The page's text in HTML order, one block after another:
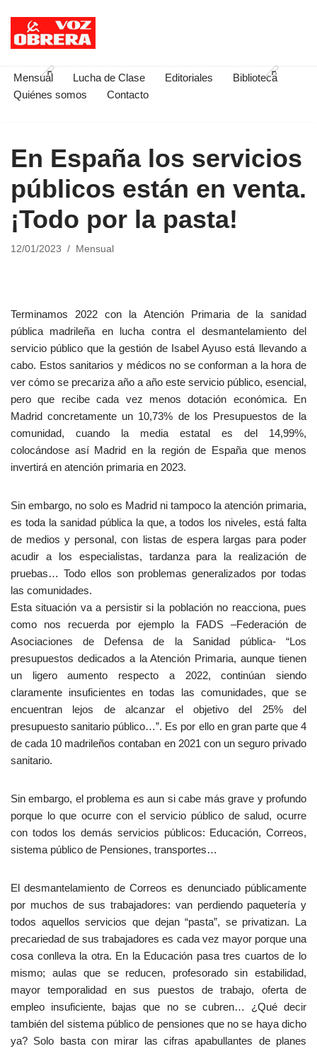
Saltar
contenido
Mensual Lucha de Clase Editoriales
Biblioteca
Quiénes somos
Contacto
En España los servicios
públicos están en venta.
¡Todo por la pasta!
12/01/2023 Mensual
Terminamos 2022 con la Atención Primaria de la sanidad
pública madrileña en lucha contra el desmantelamiento del
servicio público que la gestión de Isabel Ayuso está llevando a
cabo. Estos sanitarios y médicos no se conforman a la hora de
ver cómo se precariza año a año este servicio público, esencial,
pero que recibe cada vez menos dotación económica. En
Madrid concretamente un 10,73% de los Presupuestos de la
comunidad, cuando la media estatal es del 14,99%,
colocándose así Madrid en la región de España que menos
invertirá en atención primaria en 2023.
Sin embargo, no solo es Madrid ni tampoco la atención primaria,
es toda la sanidad pública la que, a todos los niveles, está falta
de medios y personal, con listas de espera largas para poder
acudir a los especialistas, tardanza para la realización de
pruebas… Todo ellos son problemas generalizados por todas
las comunidades.
Esta situación va a persistir si la población no reacciona, pues
como nos recuerda por ejemplo la FADS –Federación de
Asociaciones de Defensa de la Sanidad pública- “Los
presupuestos dedicados a la Atención Primaria, aunque tienen
un ligero aumento respecto a 2022, continúan siendo
claramente insuficientes en todas las comunidades, que se
encuentran lejos de alcanzar el objetivo del 25% del
presupuesto sanitario público…”. Es por ello en gran parte que 4
de cada 10 madrileños contaban en 2021 con un seguro privado
sanitario.
Sin embargo, el problema es aun si cabe más grave y profundo
porque lo que ocurre con el servicio público de salud, ocurre
con todos los demás servicios públicos: Educación, Correos,
sistema público de Pensiones, transportes…
El desmantelamiento de Correos es denunciado públicamente
por muchos de sus trabajadores: van perdiendo paquetería y
todos aquellos servicios que dejan “pasta”, se privatizan. La
precariedad de sus trabajadores es cada vez mayor porque una
cosa conlleva la otra. En la Educación pasa tres cuartos de lo
mismo; aulas que se reducen, profesorado sin estabilidad,
mayor temporalidad en sus puestos de trabajo, oferta de
empleo insuficiente, bajas que no se cubren… ¿Qué decir
también del sistema público de pensiones que no se haya dicho
ya? Solo basta con mirar las cifras apabullantes de planes